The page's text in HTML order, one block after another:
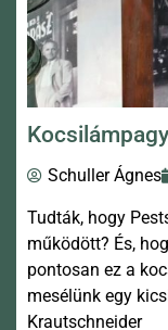
Schuller Ágnes
Tudták, hogy
működött? És,
pontosan ez a
mesélünk egy
Krautschneider